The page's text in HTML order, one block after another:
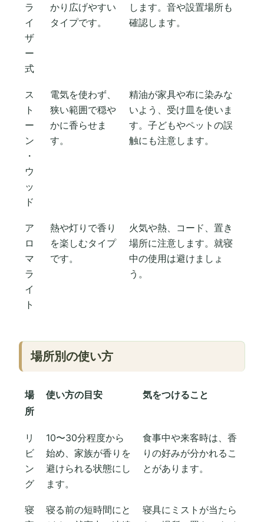
ラ
イ
ザ
ー
式
かり広げやすい
タイプです。
します。音や設置場所も
確認します。
ス
ト
ー
ン
・
ウ
ッ
ド
電気を使わず、
狭い範囲で穏や
かに香らせま
す。
精油が家具や布に染みな
いよう、受け皿を使いま
す。子どもやペットの誤
触にも注意します。
ア
ロ
マ
ラ
イ
ト
熱や灯りで香り
を楽しむタイプ
です。
火気や熱、コード、置き
場所に注意します。就寝
中の使用は避けましょ
う。
場所別の使い方
場
所
使い方の目安 気をつけること
リ
ビ
ン
グ
10〜30分程度から
始め、家族が香りを
避けられる状態にし
ます。
食事中や来客時は、香
りの好みが分かれるこ
とがあります。
寝
寝る前の短時間にと
寝具にミストが当たら